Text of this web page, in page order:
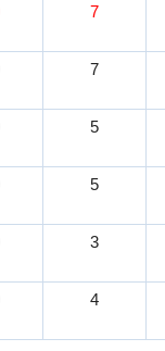
7
7
5
5
3
4